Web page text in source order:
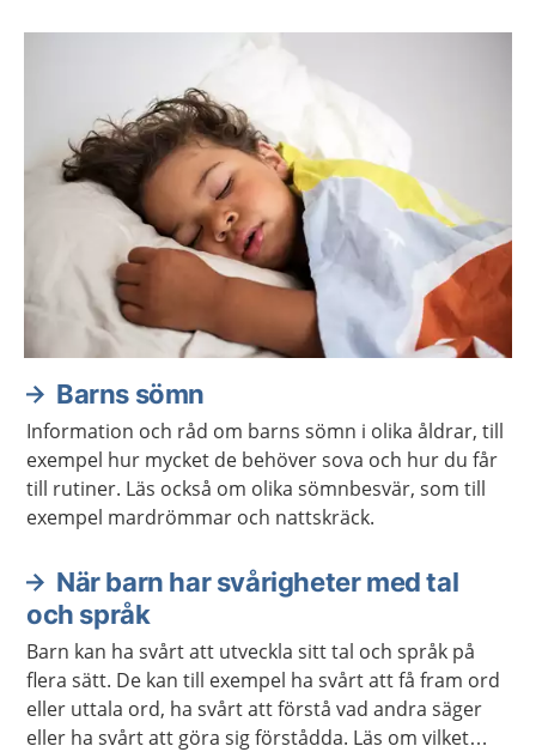
Barns sömn
Information och råd om barns sömn i olika åldrar, till
exempel hur mycket de behöver sova och hur du får
till rutiner. Läs också om olika sömnbesvär, som till
exempel mardrömmar och nattskräck.
När barn har svårigheter med tal
och språk
Barn kan ha svårt att utveckla sitt tal och språk på
flera sätt. De kan till exempel ha svårt att få fram ord
eller uttala ord, ha svårt att förstå vad andra säger
eller ha svårt att göra sig förstådda. Läs om vilket